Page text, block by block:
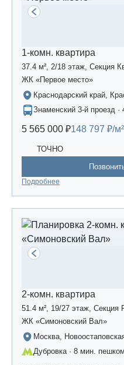
1-комн. квартира
37.4 м², 2/18 этаж, Секция
ЖК «Первое место»
Краснодарский край,
Знаменский 3-й проезд
5 565 000 ₽148 797 ₽/м²
ТОЧНО
Подробнее
2-комн. квартира
51.4 м², 19/27 этаж, Секция
ЖК «Симоновский Вал»
Москва,
Дубровка · 8 мин. пешком